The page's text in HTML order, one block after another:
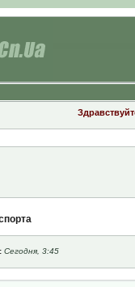
Сегодня, 3:45